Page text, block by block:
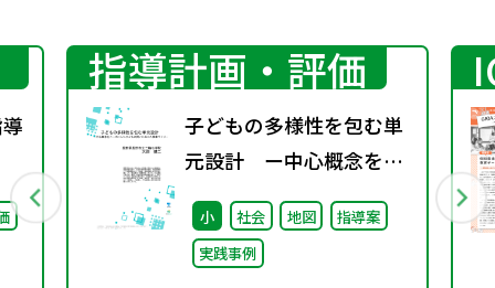
指導計画・評価
子どもの多様性を包む単
元設計 ー中心概念をベ
ースにした子どもの問い
に応じた授業づくりー
小 社会 地図
指導案
実践事例